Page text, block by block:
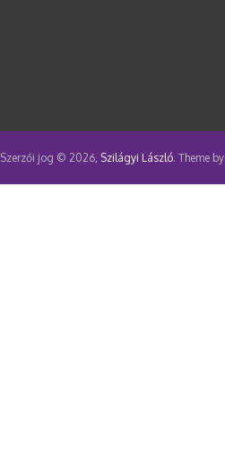
Szerzői jog © 2026, Szilágyi László. Theme by